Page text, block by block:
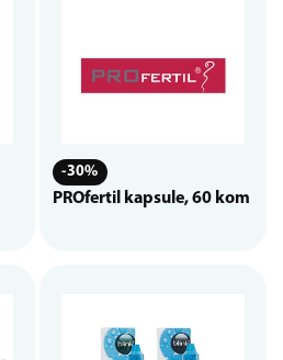
-30%
PROfertil kapsule, 60 kom